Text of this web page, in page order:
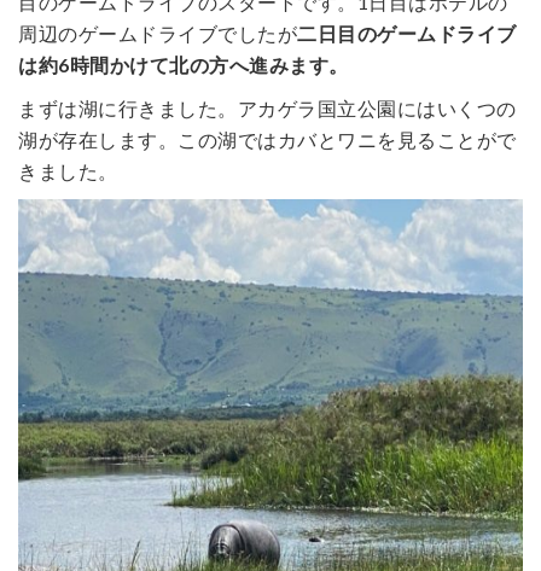
周辺のゲームドライブでしたが二日目のゲームドライブ
は約6時間かけて北の方へ進みます。
まずは湖に行きました。アカゲラ国立公園にはいくつの
湖が存在します。この湖ではカバとワニを見ることがで
きました。